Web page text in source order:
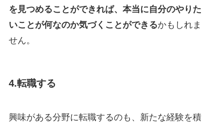
を見つめることができれば、本当に自分のやりた
いことが何なのか気づくことができるかもしれま
せん。
4.転職する
興味がある分野に転職するのも、新たな経験を積